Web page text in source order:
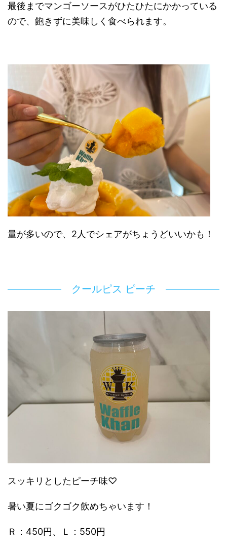
最後までマンゴーソースがひたひたにかかっている
ので、飽きずに美味しく食べられます。
量が多いので、2人でシェアがちょうどいいかも！
クールピス ピーチ
スッキリとしたピーチ味♡
暑い夏にゴクゴク飲めちゃいます！
Ｒ：450円、Ｌ：550円